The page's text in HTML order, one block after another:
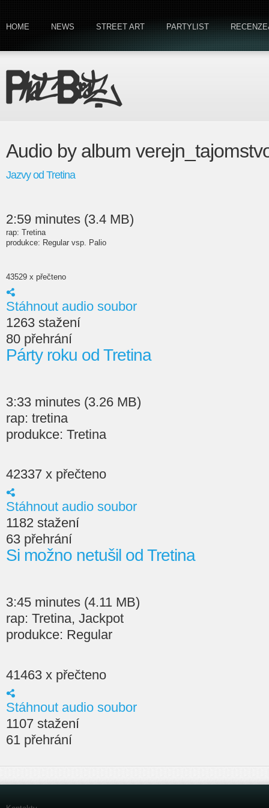
HOME NEWS STREET ART PARTYLIST
Audio by album
Jazvy od Tretina
2:59 minutes (3.4 MB)
rap: Tretina
produkce: Regular vsp. Palio
43529 x přečteno
Stáhnout audio soubor
1263 stažení
80 přehrání
Párty roku od Tretina
3:33 minutes (3.26 MB)
rap: tretina
produkce: Tretina
42337 x přečteno
Stáhnout audio soubor
1182 stažení
63 přehrání
Si možno netušil od Tretina
3:45 minutes (4.11 MB)
rap: Tretina, Jackpot
produkce: Regular
41463 x přečteno
Stáhnout audio soubor
1107 stažení
61 přehrání